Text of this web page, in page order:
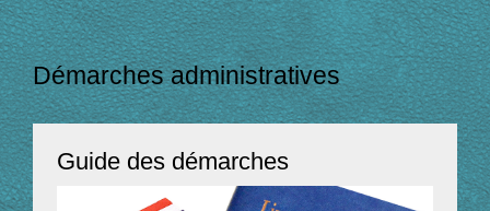
Démarches administratives
Guide des démarches